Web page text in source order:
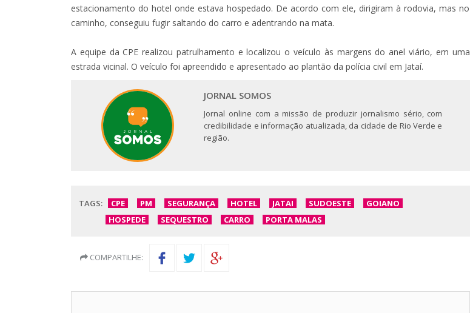
estacionamento do hotel onde estava hospedado. De acordo com ele, dirigiram à rodovia, mas no
caminho, conseguiu fugir saltando do carro e adentrando na mata.
A equipe da CPE realizou patrulhamento e localizou o veículo às margens do anel viário, em uma
estrada vicinal. O veículo foi apreendido e apresentado ao plantão da polícia civil em Jataí.
JORNAL SOMOS
Jornal online com a missão de produzir jornalismo sério, com
credibilidade e informação atualizada, da cidade de Rio Verde e
região.
TAGS: CPE PM SEGURANÇA HOTEL JATAI SUDOESTE
GOIANO
HOSPEDE
SEQUESTRO CARRO PORTA MALAS
COMPARTILHE: